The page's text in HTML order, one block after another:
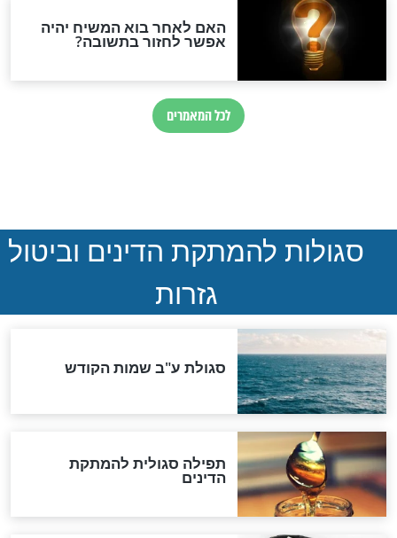
הותר לפרסום: לוחמי מילואים
נהרגו בדרום לבנון
המסמך האבוד שנחשף
במרתפי מוסקבה: כתב היד
הנדיר של הרשב"ם התגלה
שורדת השואה שחוגגת 100:
"מודה לקב"ה על כל השנים"
לכל המאמרים